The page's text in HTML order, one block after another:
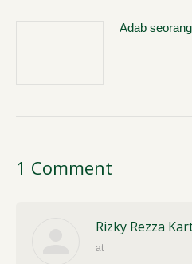
Adab
1 Comment
Rizky Rezza
says:
at